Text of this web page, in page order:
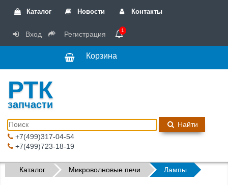
Каталог Новости Контакты
Вход Регистрация 1
Корзина
РТК
запчасти
Найти
+7(499)317-04-54
+7(499)723-18-19
Каталог Микроволновые печи Лампы